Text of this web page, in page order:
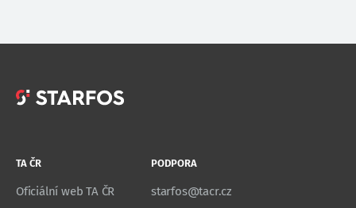
TA ČR
Oficiální web TA ČR
PODPORA
starfos@tacr.cz